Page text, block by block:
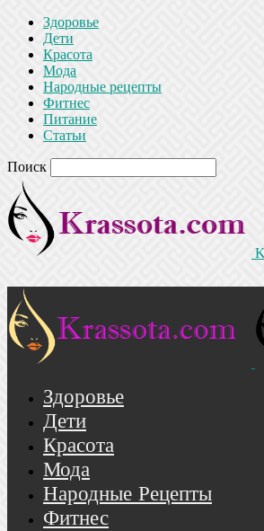
Здоровье
Дети
Красота
Мода
Народные рецепты
Фитнес
Питание
Статьи
Поиск
Здоровье
Дети
Красота
Мода
Народные Рецепты
Фитнес